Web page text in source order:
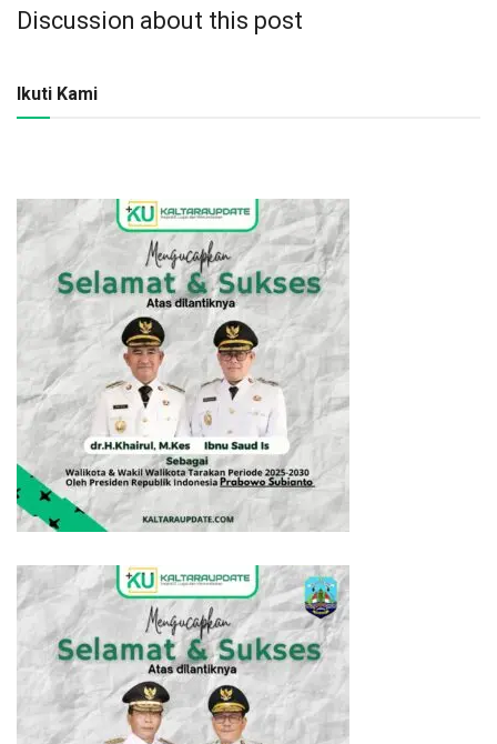
Discussion about this post
Ikuti Kami